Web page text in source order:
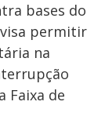
bases do
visa permitir
na
Faixa de